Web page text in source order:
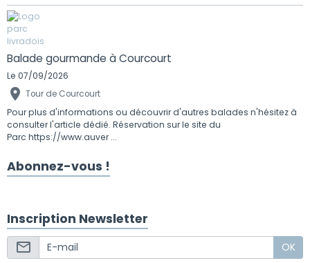
Balade gourmande à Courcourt
Le 07/09/2026
Tour de Courcourt
Pour plus d'informations ou découvrir d'autres balades n'hésitez à
consulter l'article dédié. Réservation sur le site du
Parc https://www.auver ...
Abonnez-vous !
Inscription Newsletter
OK